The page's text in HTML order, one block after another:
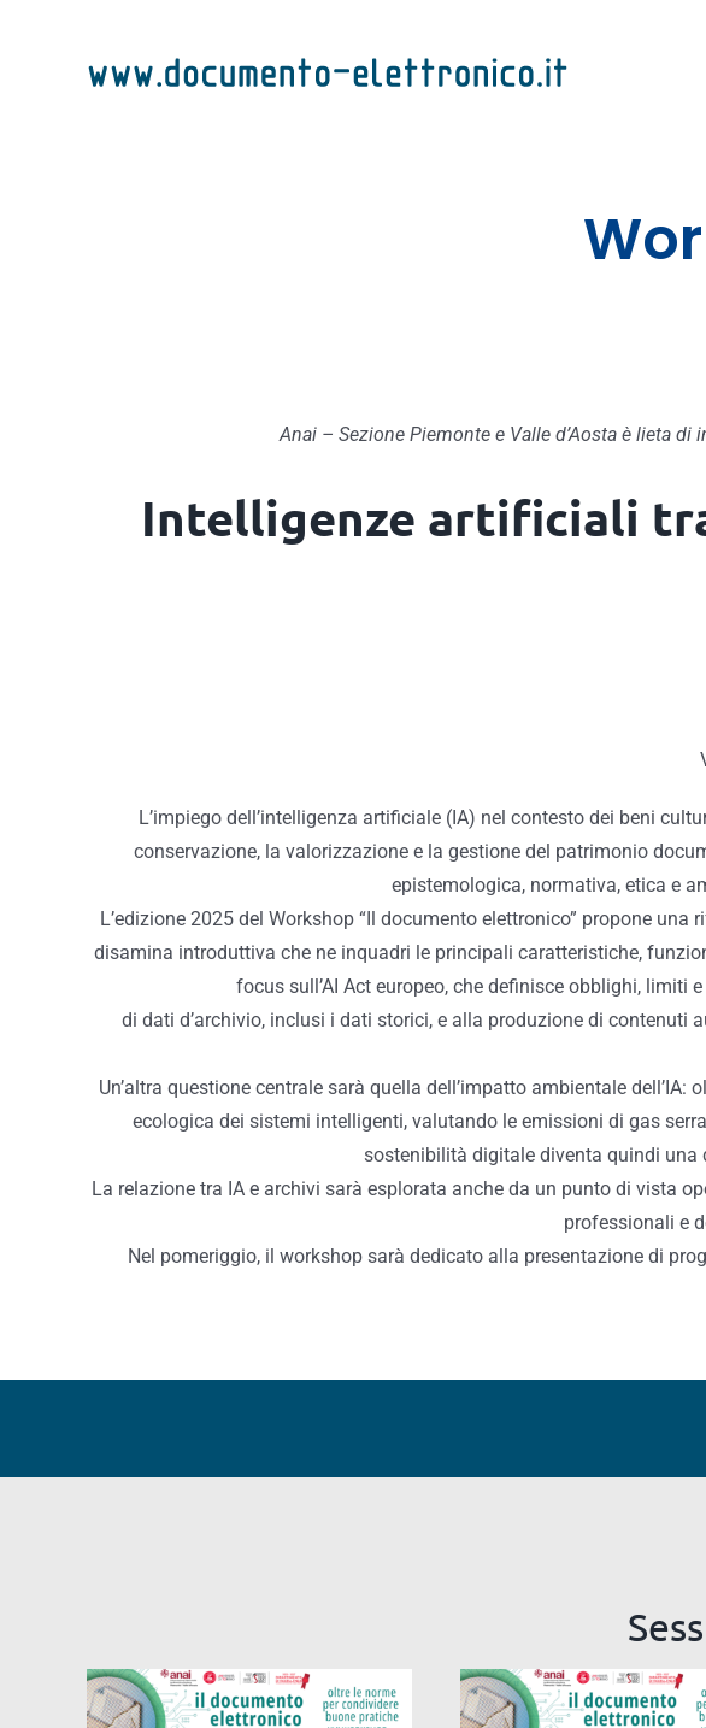
Anai – Sezione Piemonte e Valle d’Aosta è lieta
Intelligenze artificiali
L’impiego dell’intelligenza artificiale (IA) nel contesto dei beni
conservazione, la valorizzazione e la gestione del patrimonio
epistemologica, normativa, etica e
L’edizione 2025 del Workshop “Il documento elettronico” propone
disamina introduttiva che ne inquadri le principali caratteristiche,
focus sull’AI Act europeo, che definisce obblighi, limiti
di dati d’archivio, inclusi i dati storici, e alla produzione di
Un’altra questione centrale sarà quella dell’impatto ambientale
ecologica dei sistemi intelligenti, valutando le emissioni di gas
sostenibilità digitale diventa quindi una
La relazione tra IA e archivi sarà esplorata anche da un punto di vista
professionali e
Nel pomeriggio, il workshop sarà dedicato alla presentazione di